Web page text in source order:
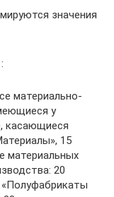
значения
материально-
у
касающиеся
15
материальных
20
«Полуфабрикаты